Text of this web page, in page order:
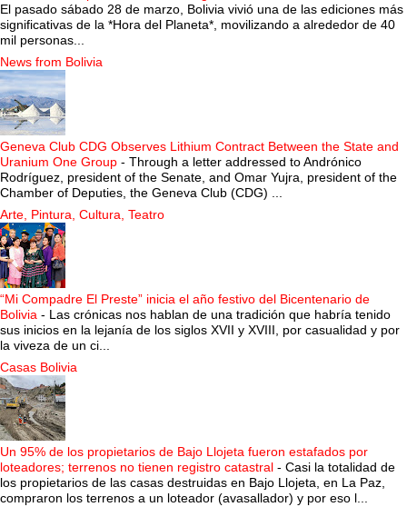
El pasado sábado 28 de marzo, Bolivia vivió una de las ediciones más
significativas de la *Hora del Planeta*, movilizando a alrededor de 40
mil personas...
News from Bolivia
Geneva Club CDG Observes Lithium Contract Between the State and
Uranium One Group - Through a letter addressed to Andrónico
Rodríguez, president of the Senate, and Omar Yujra, president of the
Chamber of Deputies, the Geneva Club (CDG) ...
Arte, Pintura, Cultura, Teatro
“Mi Compadre El Preste” inicia el año festivo del Bicentenario de
Bolivia - Las crónicas nos hablan de una tradición que habría tenido
sus inicios en la lejanía de los siglos XVII y XVIII, por casualidad y por
la viveza de un ci...
Casas Bolivia
Un 95% de los propietarios de Bajo Llojeta fueron estafados por
loteadores; terrenos no tienen registro catastral - Casi la totalidad de
los propietarios de las casas destruidas en Bajo Llojeta, en La Paz,
compraron los terrenos a un loteador (avasallador) y por eso l...